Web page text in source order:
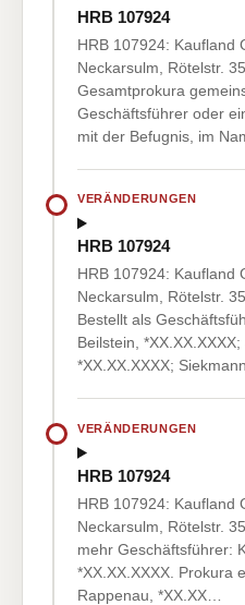
HRB 107924
HRB 107924: Kaufland
Neckarsulm, Rötelstr.
Gesamtprokura
Geschäftsführer oder
mit der Befugnis, im
VERÄNDERUNGEN
HRB 107924
HRB 107924: Kaufland
Neckarsulm, Rötelstr.
Bestellt als
Beilstein,
*XX.XX.XXXX;
VERÄNDERUNGEN
HRB 107924
HRB 107924: Kaufland
Neckarsulm, Rötelstr.
mehr Geschäftsführer:
*XX.XX.XXXX. Prokura
Rappenau, *XX.XX…